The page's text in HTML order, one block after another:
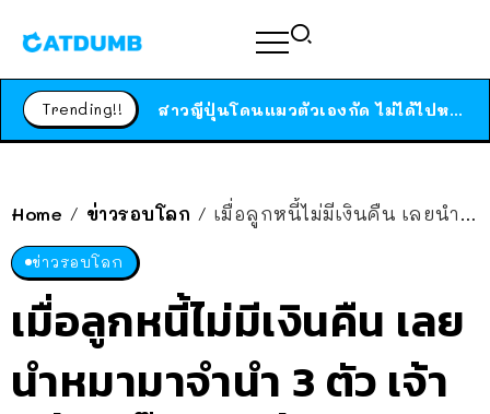
Trending!! ได้เวลาเด็กหนวดรวมตัว RF Online Next เปิดให้เล่นแล้ว เกม Sci-Fi MMORPG ระดับตำนาน เล่นได้ทั้งมือถือและ PC
Home / ข่าวรอบโลก / เมื่อลูกหนี้ไม่มีเงินคืน เลยนำหมามาจำนำ 3 ตัว เจ้าหนี้มึนตึ๊บ จากนี้เอาไงดี!?
ข่าวรอบโลก
เมื่อลูกหนี้ไม่มีเงินคืน เลย
นำหมามาจำนำ 3 ตัว เจ้า